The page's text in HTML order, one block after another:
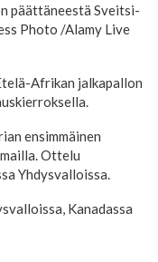
päättäneestä Sveitsi-
Photo /Alamy Live
Afrikan jalkapallon
ensimmäinen
Ottelu
Yhdysvalloissa.
Kanadassa